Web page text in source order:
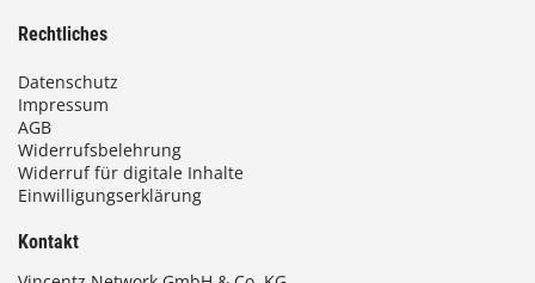
Rechtliches
Datenschutz
Impressum
AGB
Widerrufsbelehrung
Widerruf für digitale Inhalte
Einwilligungserklärung
Kontakt